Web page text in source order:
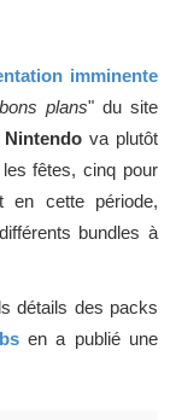
imminente
plans" du site
Nintendo va plutôt
fêtes, cinq pour
en cette période,
bundles à
détails des packs
en a publié une